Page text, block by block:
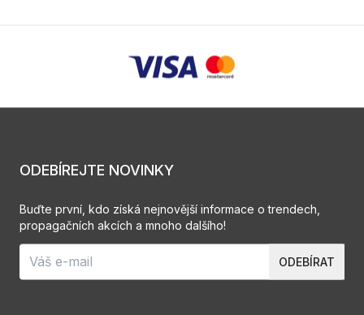
ODEBÍREJTE NOVINKY
Buďte první, kdo získá nejnovější informace o trendech,
propagačních akcích a mnoho dalšího!
ODEBÍRAT